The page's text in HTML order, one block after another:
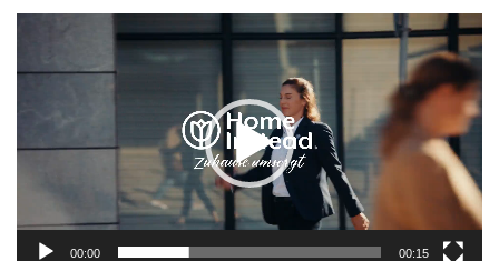
Video-
Player
00:00 00:15